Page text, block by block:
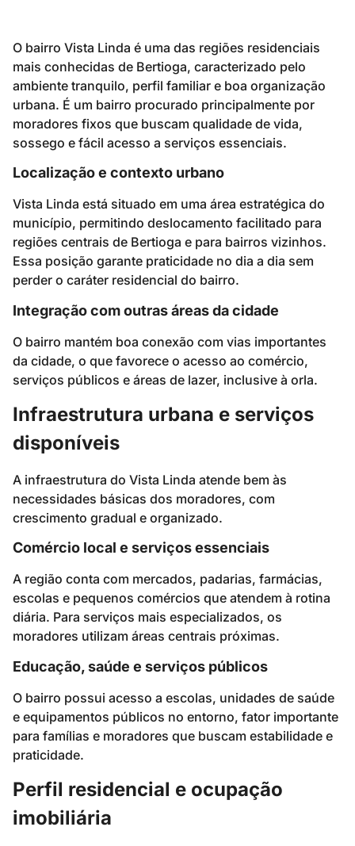
O bairro Vista Linda é uma das regiões residenciais
mais conhecidas de Bertioga, caracterizado pelo
ambiente tranquilo, perfil familiar e boa organização
urbana. É um bairro procurado principalmente por
moradores fixos que buscam qualidade de vida,
sossego e fácil acesso a serviços essenciais.
Localização e contexto urbano
Vista Linda está situado em uma área estratégica do
município, permitindo deslocamento facilitado para
regiões centrais de Bertioga e para bairros vizinhos.
Essa posição garante praticidade no dia a dia sem
perder o caráter residencial do bairro.
Integração com outras áreas da cidade
O bairro mantém boa conexão com vias importantes
da cidade, o que favorece o acesso ao comércio,
serviços públicos e áreas de lazer, inclusive à orla.
Infraestrutura urbana e serviços
disponíveis
A infraestrutura do Vista Linda atende bem às
necessidades básicas dos moradores, com
crescimento gradual e organizado.
Comércio local e serviços essenciais
A região conta com mercados, padarias, farmácias,
escolas e pequenos comércios que atendem à rotina
diária. Para serviços mais especializados, os
moradores utilizam áreas centrais próximas.
Educação, saúde e serviços públicos
O bairro possui acesso a escolas, unidades de saúde
e equipamentos públicos no entorno, fator importante
para famílias e moradores que buscam estabilidade e
praticidade.
Perfil residencial e ocupação
imobiliária